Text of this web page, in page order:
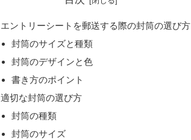
エントリーシートを郵送する際の封筒の選び方
封筒のサイズと種類
封筒のデザインと色
書き方のポイント
適切な封筒の選び方
封筒の種類
封筒のサイズ